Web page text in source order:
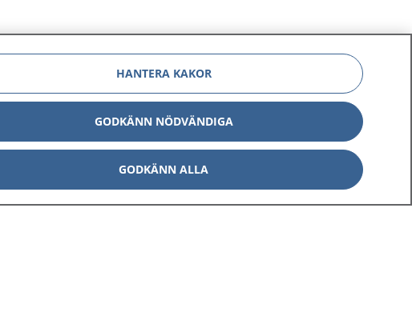
Om 1177
Kontakt
HANTERA KAKOR
GODKÄNN NÖDVÄNDIGA
GODKÄNN ALLA